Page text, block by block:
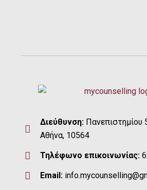
Διεύθυνση:Πανεπιστημίου
Αθήνα, 10564
Τηλέφωνο επικοινωνίας:
Email: